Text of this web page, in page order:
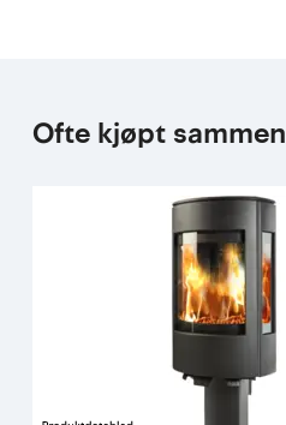
Ofte kjøpt sammen